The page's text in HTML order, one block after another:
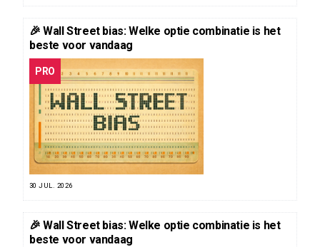
🎉 Wall Street bias: Welke optie combinatie is het
beste voor vandaag
PRO
30 JUL. 2026
🎉 Wall Street bias: Welke optie combinatie is het
beste voor vandaag